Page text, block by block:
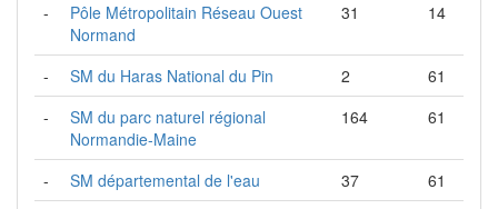
-
Pôle Métropolitain Réseau Ouest
Normand
31 14
- SM du Haras National du Pin 2
61
-
SM du parc naturel régional
Normandie-Maine
164 61
- SM départemental de l'eau 37
61